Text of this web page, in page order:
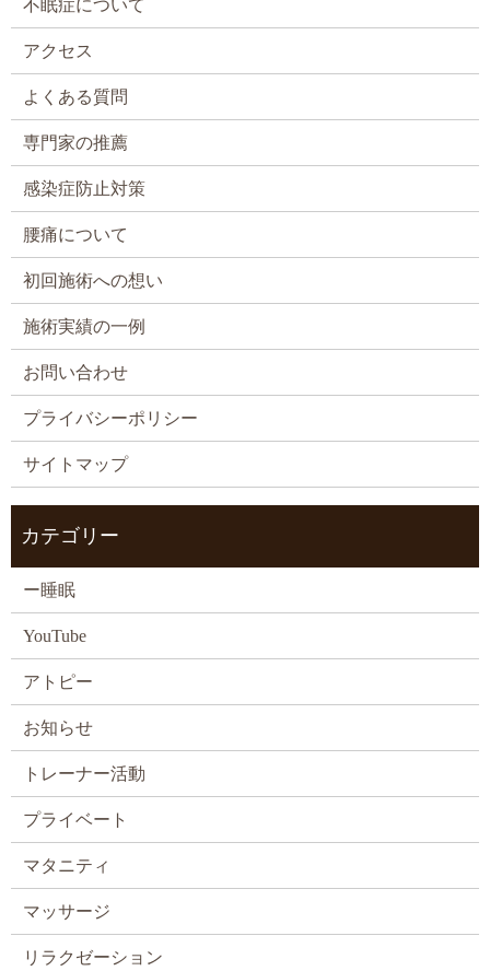
不眠症について
アクセス
よくある質問
専門家の推薦
感染症防止対策
腰痛について
初回施術への想い
施術実績の一例
お問い合わせ
プライバシーポリシー
サイトマップ
カテゴリー
ー睡眠
YouTube
アトピー
お知らせ
トレーナー活動
プライベート
マタニティ
マッサージ
リラクゼーション